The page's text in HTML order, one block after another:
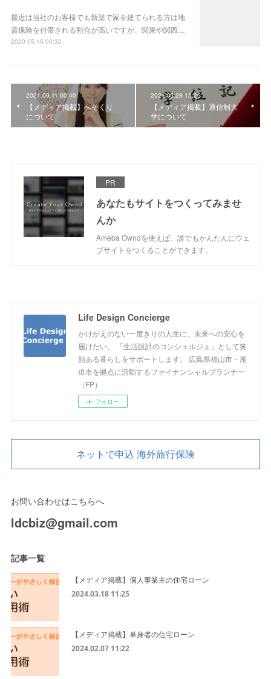
最近は当社のお客様でも新築で家を建てられる方は地
震保険を付帯される割合が高いですが、関東や関西…
2020.05.15 00:32
2021.09.11 00:40
【メディア掲載】へそくり
について
2021.05.28 13:25
【メディア掲載】通信制大
学について
PR
あなたもサイトをつくってみませ
んか
Ameba Owndを使えば、誰でもかんたんにウェ
ブサイトをつくることができます。
Life Design Concierge
かけがえのない一度きりの人生に、未来への安心を
届けたい。 「生活設計のコンシェルジュ」として笑
顔ある暮らしをサポートします。 広島県福山市・尾
道市を拠点に活動するファイナンシャルプランナー
（FP）
フォロー
ネットで申込 海外旅行保険
お問い合わせはこちらへ
ldcbiz@gmail.com
記事一覧
【メディア掲載】個人事業主の住宅ローン
2024.03.18 11:25
【メディア掲載】単身者の住宅ローン
2024.02.07 11:22